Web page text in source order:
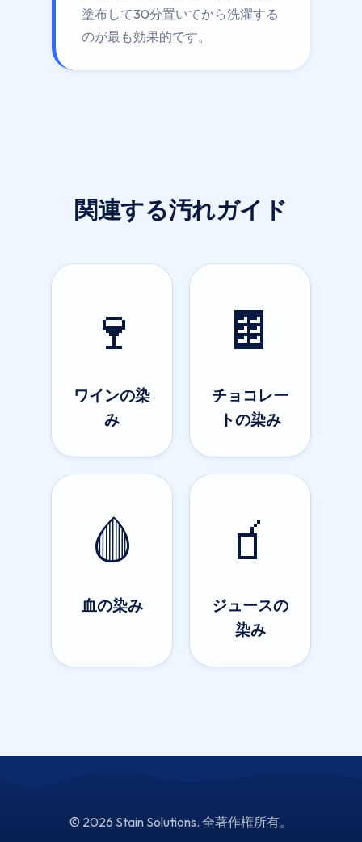
塗布して30分置いてから洗濯する
のが最も効果的です。
関連する汚れガイド
🍷
ワインの染
み
🍫
チョコレー
トの染み
🩸
血の染み
🧃
ジュースの
染み
© 2026 Stain Solutions. 全著作権所有。